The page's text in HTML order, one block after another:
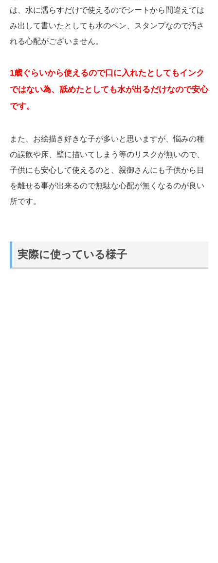
は、水に濡らすだけで使えるのでシートから間違えては
み出して書いたとしても水のペン、スタンプなので汚さ
れる心配がございません。
1歳ぐらいから使えるので口に入れたとしてもインク
ではない為、舐めたとしても水が出るだけなので安心
です。
また、お絵描き好きな子が多いと思いますが、悩みの種
の誤飲や床、壁に描いてしまう等のリスクが無いので、
子供にも安心して使えるのと、親御さんにも子供から目
を離せる事が出来るので無駄な心配が無くなるのが良い
所です。
実際に使っている様子